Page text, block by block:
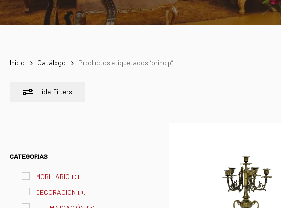
Inicio Catálogo Productos etiquetados “princip”
Hide Filters
CATEGORIAS
MOBILIARIO [0]
DECORACION [0]